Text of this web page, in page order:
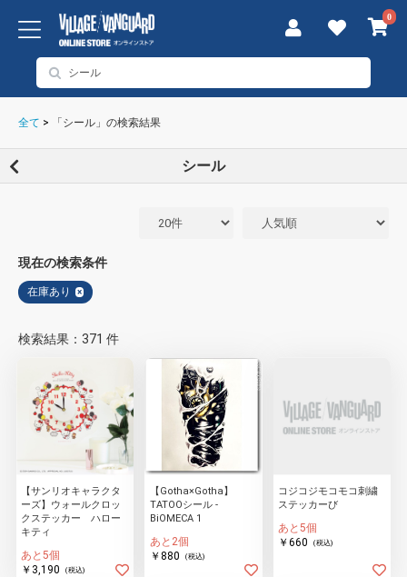
0
全て > 「シール」の検索結果
シール
現在の検索条件
在庫あり ×
検索結果：371 件
【サンリオキャラクタ
ーズ】ウォールクロッ
クステッカー ハロー
キティ
あと5個
￥3,190
(税込)
【Gotha×Gotha】
TATOOシール -
BiOMECA 1
あと2個
￥880
(税込)
コジコジモコモコ刺繍
ステッカーび
あと5個
￥660
(税込)